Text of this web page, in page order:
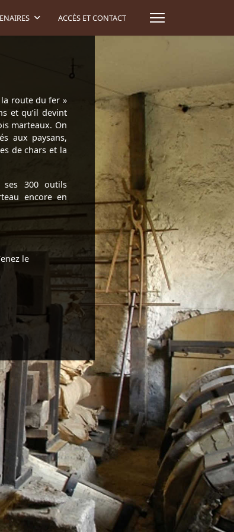
ACCÈS ET CONTACT
route du fer »
et qu’il devint
marteaux. On
aux paysans,
de chars et la
300 outils
encore en
le